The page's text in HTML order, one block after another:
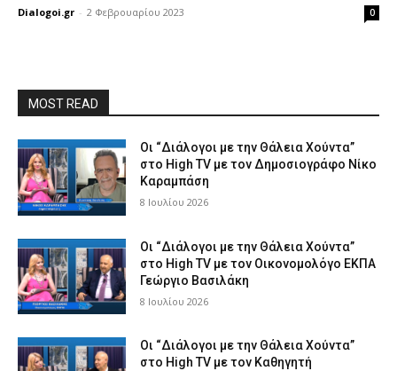
Dialogoi.gr - 2 Φεβρουαρίου 2023 0
MOST READ
Οι “Διάλογοι με την Θάλεια Χούντα”
στο High TV με τον Δημοσιογράφο Νίκο
Καραμπάση
8 Ιουλίου 2026
Οι “Διάλογοι με την Θάλεια Χούντα”
στο High TV με τον Οικονομολόγο ΕΚΠΑ
Γεώργιο Βασιλάκη
8 Ιουλίου 2026
Οι “Διάλογοι με την Θάλεια Χούντα”
στο High TV με τον Καθηγητή